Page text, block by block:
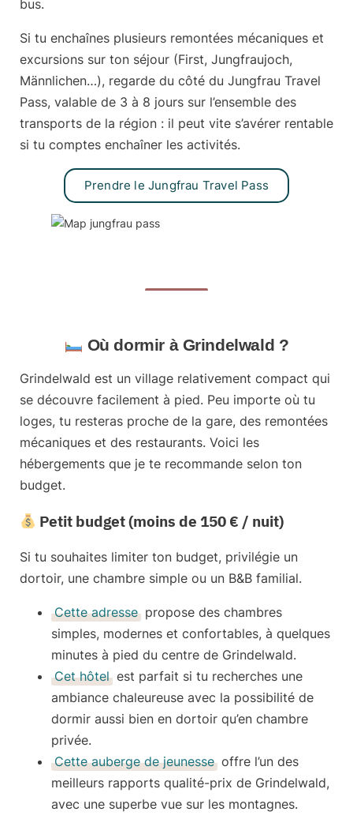
bus.
Si tu enchaînes plusieurs remontées mécaniques et
excursions sur ton séjour (First, Jungfraujoch,
Männlichen…), regarde du côté du Jungfrau Travel
Pass, valable de 3 à 8 jours sur l’ensemble des
transports de la région : il peut vite s’avérer rentable
si tu comptes enchaîner les activités.
Prendre le Jungfrau Travel Pass
Où dormir à Grindelwald ?
Grindelwald est un village relativement compact qui
se découvre facilement à pied. Peu importe où tu
loges, tu resteras proche de la gare, des remontées
mécaniques et des restaurants. Voici les
hébergements que je te recommande selon ton
budget.
Petit budget (moins de 150 € / nuit)
Si tu souhaites limiter ton budget, privilégie un
dortoir, une chambre simple ou un B&B familial.
Cette adresse propose des chambres
simples, modernes et confortables, à quelques
minutes à pied du centre de Grindelwald.
Cet hôtel est parfait si tu recherches une
ambiance chaleureuse avec la possibilité de
dormir aussi bien en dortoir qu’en chambre
privée.
Cette auberge de jeunesse offre l’un des
meilleurs rapports qualité-prix de Grindelwald,
avec une superbe vue sur les montagnes.